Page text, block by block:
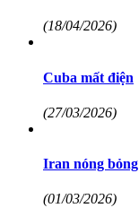
(18/04/2026)
Cuba mất điện
(27/03/2026)
Iran nóng bỏng
(01/03/2026)